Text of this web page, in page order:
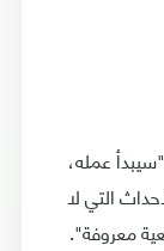
عمله،
التي لا
معروفة".